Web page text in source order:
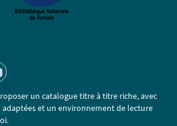
un catalogue titre à titre riche, avec
et un environnement de lecture